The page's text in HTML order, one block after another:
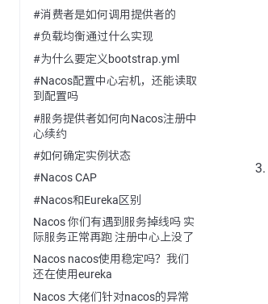
#消费者是如何调用提供者的
#负载均衡通过什么实现
#为什么要定义bootstrap.yml
#Nacos配置中心宕机，还能读取
到配置吗
#服务提供者如何向Nacos注册中
心续约
#如何确定实例状态
#Nacos CAP
#Nacos和Eureka区别
Nacos 你们有遇到服务掉线吗 实
际服务正常再跑 注册中心上没了
Nacos nacos使用稳定吗？我们
还在使用eureka
Nacos 大佬们针对nacos的异常